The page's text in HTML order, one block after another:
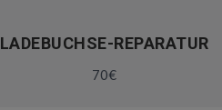
LADEBUCHSE-REPARATUR
70€